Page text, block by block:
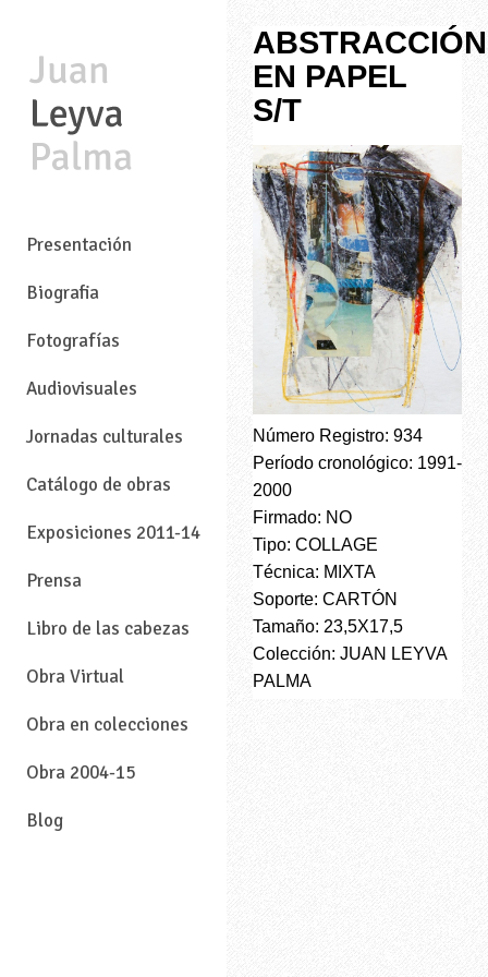
Presentación
Biografia
Fotografías
Audiovisuales
Jornadas culturales
Catálogo de obras
Exposiciones 2011-14
Prensa
Libro de las cabezas
Obra Virtual
Obra en colecciones
Obra 2004-15
Blog
ABSTRACCIÓN
EN PAPEL
S/T
Número Registro: 934
Período cronológico: 1991-
2000
Firmado: NO
Tipo: COLLAGE
Técnica: MIXTA
Soporte: CARTÓN
Tamaño: 23,5X17,5
Colección: JUAN LEYVA
PALMA